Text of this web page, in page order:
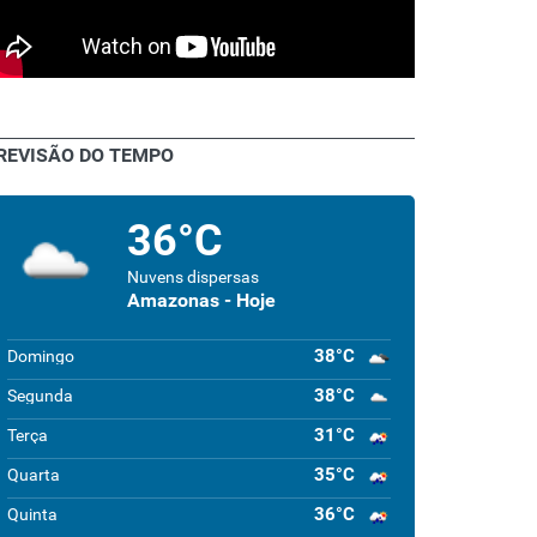
DO TEMPO
36°C
Nuvens dispersas
Amazonas - Hoje
Domingo 38°C
Segunda 38°C
Terça 31°C
Quarta 35°C
Quinta 36°C